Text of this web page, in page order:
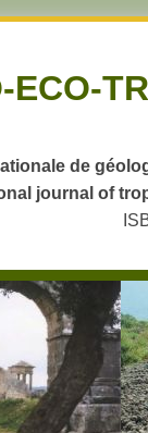
ECO-
de
journal of